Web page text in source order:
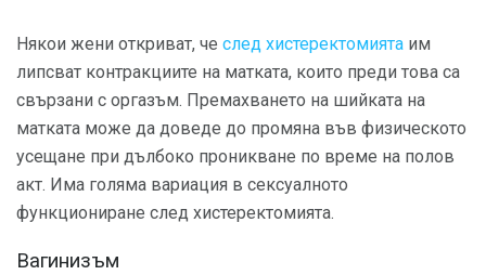
Някои жени откриват, че след хистеректомията им
липсват контракциите на матката, които преди това са
свързани с оргазъм. Премахването на шийката на
матката може да доведе до промяна във физическото
усещане при дълбоко проникване по време на полов
акт. Има голяма вариация в сексуалното
функциониране след хистеректомията.
Вагинизъм